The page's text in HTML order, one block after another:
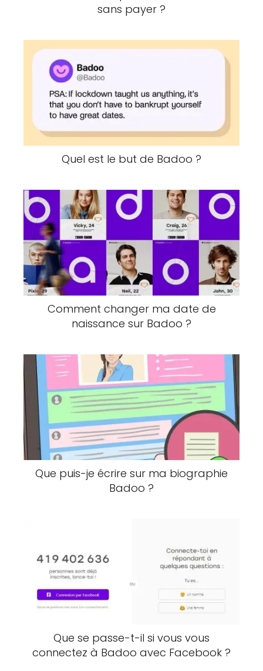
sans payer ?
Quel est le but de Badoo ?
Comment changer ma date de
naissance sur Badoo ?
Que puis-je écrire sur ma biographie
Badoo ?
Que se passe-t-il si vous vous
connectez à Badoo avec Facebook ?